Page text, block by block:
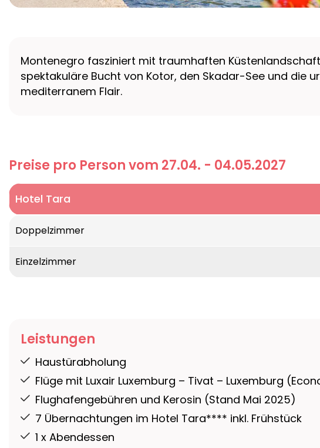
Montenegro fasziniert mit traumhaften
spektakuläre Bucht von Kotor, den Skadar-See und die
mediterranem Flair.
Preise pro Person vom 27.04. - 04.05.2027
Hotel Tara
Doppelzimmer
Einzelzimmer
Leistungen
Haustürabholung
Flüge mit Luxair Luxemburg – Tivat – Luxemburg
Flughafengebühren und Kerosin (Stand Mai 2025)
7 Übernachtungen im Hotel Tara**** inkl. Frühstück
1 x Abendessen